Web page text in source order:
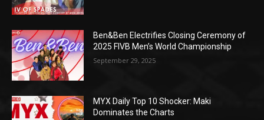
Ben&Ben Electrifies Closing Ceremony of
2025 FIVB Men’s World Championship
September 29, 2025
MYX Daily Top 10 Shocker: Maki
Dominates the Charts